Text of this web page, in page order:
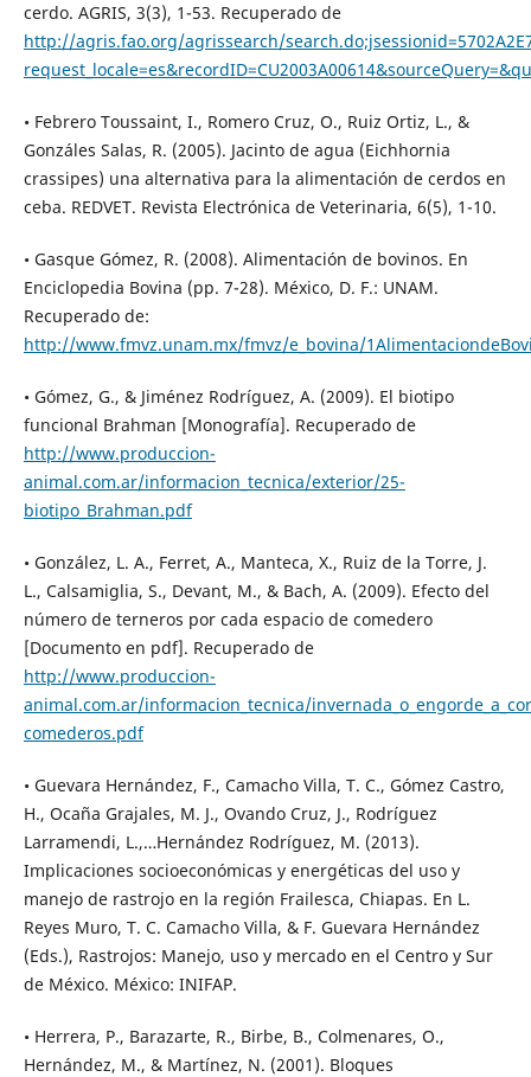
cerdo. AGRIS, 3(3), 1-53. Recuperado de
http://agris.fao.org/agrissearch/
• Febrero Toussaint, I., Romero Cruz, O., Ruiz Ortiz, L., &
Gonzáles Salas, R. (2005). Jacinto de agua (Eichhornia
crassipes) una alternativa para la alimentación de cerdos en
ceba. REDVET. Revista Electrónica de Veterinaria, 6(5), 1-10.
• Gasque Gómez, R. (2008). Alimentación de bovinos. En
Enciclopedia Bovina (pp. 7-28). México, D. F.: UNAM.
Recuperado de:
http://www.fmvz.unam.mx/fmvz/e_bovina/
• Gómez, G., & Jiménez Rodríguez, A. (2009). El biotipo
funcional Brahman [Monografía]. Recuperado de
http://www.produccion-
animal.com.ar/informacion_tecnica/exterior/25-
biotipo_Brahman.pdf
• González, L. A., Ferret, A., Manteca, X., Ruiz de la Torre, J.
L., Calsamiglia, S., Devant, M., & Bach, A. (2009). Efecto del
número de terneros por cada espacio de comedero
[Documento en pdf]. Recuperado de
http://www.produccion-
animal.com.ar/informacion_tecnica/
comederos.pdf
• Guevara Hernández, F., Camacho Villa, T. C., Gómez Castro,
H., Ocaña Grajales, M. J., Ovando Cruz, J., Rodríguez
Larramendi, L.,…Hernández Rodríguez, M. (2013).
Implicaciones socioeconómicas y energéticas del uso y
manejo de rastrojo en la región Frailesca, Chiapas. En L.
Reyes Muro, T. C. Camacho Villa, & F. Guevara Hernández
(Eds.), Rastrojos: Manejo, uso y mercado en el Centro y Sur
de México. México: INIFAP.
• Herrera, P., Barazarte, R., Birbe, B., Colmenares, O.,
Hernández, M., & Martínez, N. (2001). Bloques